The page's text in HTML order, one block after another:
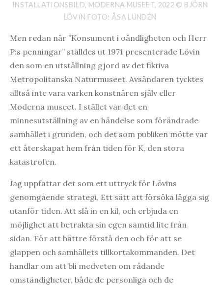
INSTALLATIONSBILD, MODERNA MUSEET, 2022 © BJÖRN
LÖVIN FOTO: ÅSA LUNDÉN
Men redan när ”Konsument i oändligheten och Herr
P:s penningar” ställdes ut 1971 presenterade Lövin
den som en utställning gjord av det fiktiva
Metropolitanska Naturmuseet. Avsändaren tycktes
alltså inte vara varken konstnären själv eller
Moderna museet. I stället var det en
minnesutställning av en händelse som förändrade
samhället i grunden, och det som publiken mötte var
ett återskapat hem från tiden för K, den stora
katastrofen.
Jag uppfattar det som ett uttryck för Lövins
genomgående strategi. Ett sätt att försöka lägga sig
utanför tiden. Att slå in en kil, och erbjuda en
möjlighet att betrakta sin egen samtid lite från
sidan. För att bättre förstå den och för att se
glappen och samhällets tillkortakommanden. Det
handlar om att bli medveten om rådande
omständigheter, både de personliga och de